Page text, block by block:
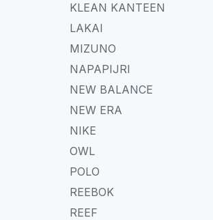
KLEAN KANTEEN
LAKAI
MIZUNO
NAPAPIJRI
NEW BALANCE
NEW ERA
NIKE
OWL
POLO
REEBOK
REEF